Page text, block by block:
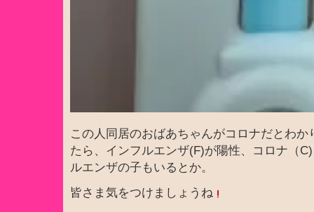
この人同居のおばあちゃんがコロナだとわ
たら、インフルエンザ(F)が陽性、コロナ（
ルエンザの子もいるとか。
皆さま気をつけましょうね